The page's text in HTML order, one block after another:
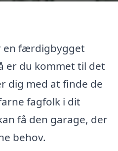
en færdigbygget
er du kommet til det
dig med at finde de
fagfolk i dit
få den garage, der
behov.